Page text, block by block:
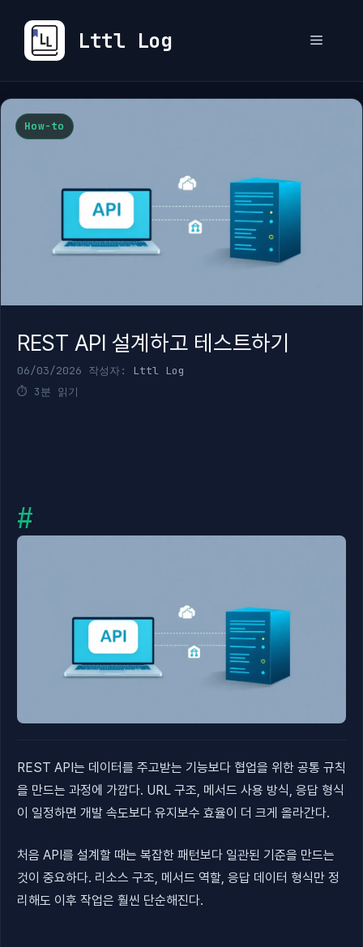
로
건
Lttl Log 메
How-to
REST API 설계하고 테스트하기
06/03/2026 작성자: Lttl Log
3분 읽기
REST API는 데이터를 주고받는 기능보다 협업을 위한 공통 규칙
을 만드는 과정에 가깝다. URL 구조, 메서드 사용 방식, 응답 형식
이 일정하면 개발 속도보다 유지보수 효율이 더 크게 올라간다.
처음 API를 설계할 때는 복잡한 패턴보다 일관된 기준을 만드는
것이 중요하다. 리소스 구조, 메서드 역할, 응답 데이터 형식만 정
리해도 이후 작업은 훨씬 단순해진다.